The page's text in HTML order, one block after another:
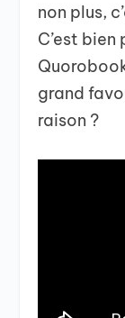
non plus,
C’est
grand
raison ?